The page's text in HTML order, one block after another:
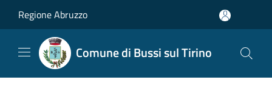
Regione Abruzzo
Comune di Bussi sul Tirino